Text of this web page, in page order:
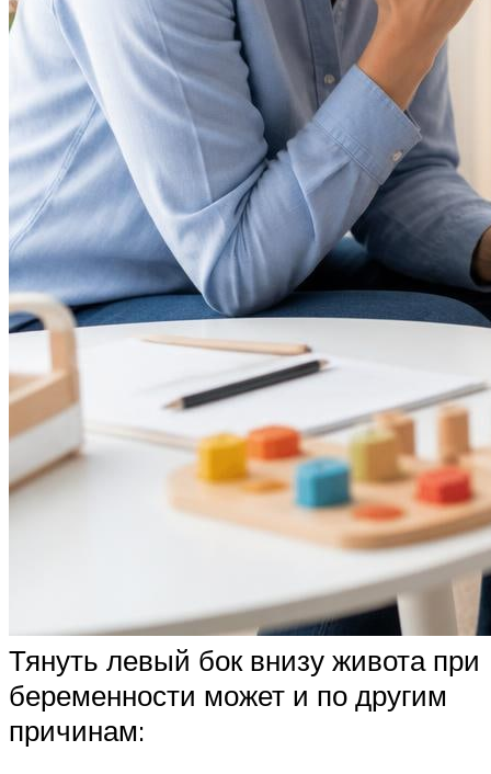
Тянуть левый бок внизу живота при
беременности может и по другим
причинам: